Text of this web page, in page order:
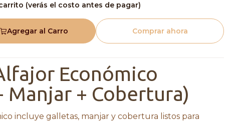
(verás el costo antes de pagar)
Agregar al Carro Comprar ahora
Económico
Manjar + Cobertura)
incluye galletas, manjar y cobertura listos para